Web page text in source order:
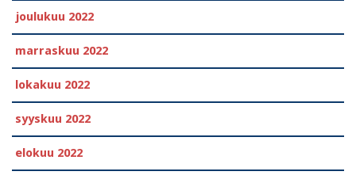
joulukuu 2022
marraskuu 2022
lokakuu 2022
syyskuu 2022
elokuu 2022